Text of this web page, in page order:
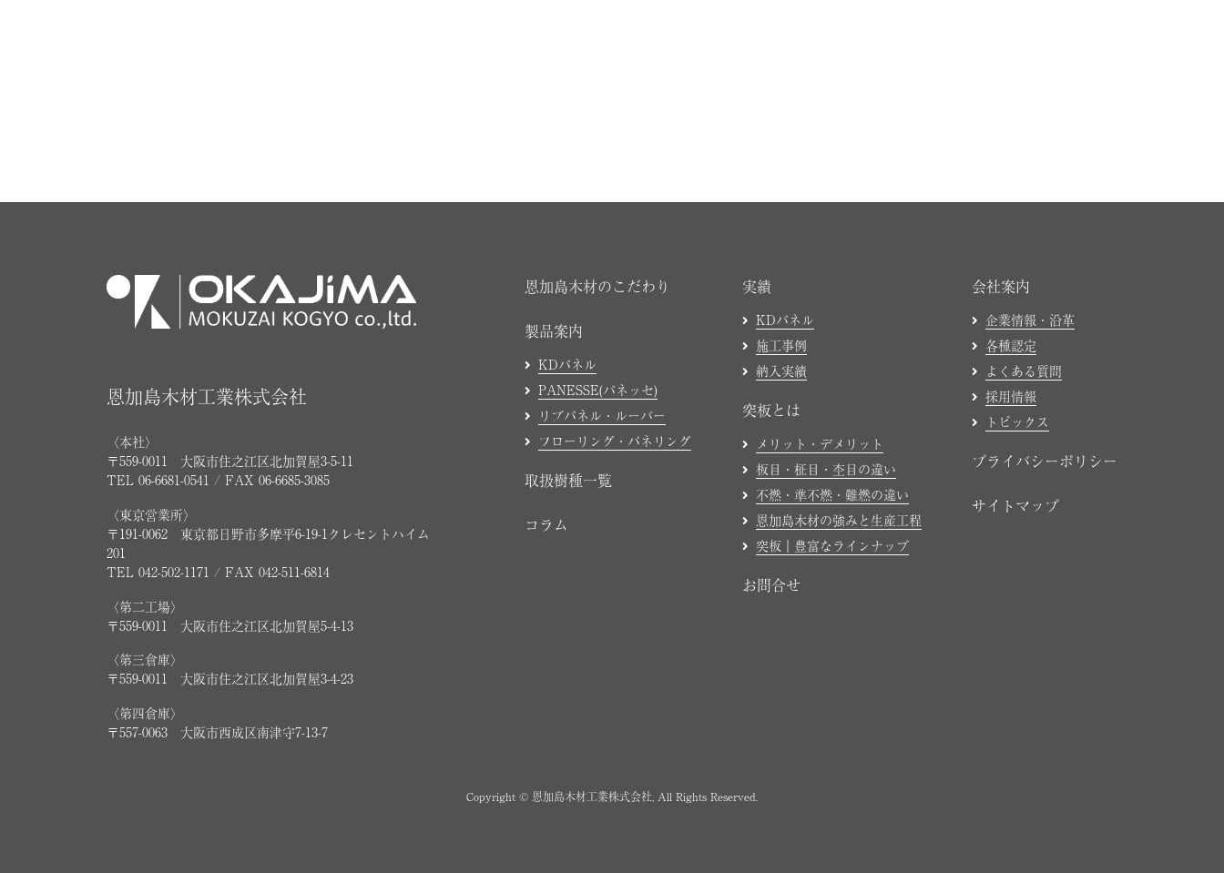
恩加島木材工業株式会社
〈本社〉
〒559-0011 大阪市住之江区北加賀屋3-5-11
TEL 06-6681-0541 / FAX 06-6685-3085
〈東京営業所〉
〒191-0062 東京都日野市多摩平6-19-1クレセントハイム
201
TEL 042-502-1171 / FAX 042-511-6814
〈第二工場〉
〒559-0011 大阪市住之江区北加賀屋5-4-13
〈第三倉庫〉
〒559-0011 大阪市住之江区北加賀屋3-4-23
〈第四倉庫〉
〒557-0063 大阪市西成区南津守7-13-7
恩加島木材のこだわり
製品案内
KDパネル
PANESSE(パネッセ)
リブパネル・ルーバー
フローリング・パネリング
取扱樹種一覧
コラム
実績
KDパネル
施工事例
納入実績
突板とは
メリット・デメリット
板目・柾目・杢目の違い
不燃・準不燃・難燃の違い
恩加島木材の強みと生産工程
突板｜豊富なラインナップ
お問合せ
会社案内
企業情報・沿革
各種認定
よくある質問
採用情報
トピックス
プライバシーポリシー
サイトマップ
Copyright © 恩加島木材工業株式会社, All Rights Reserved.